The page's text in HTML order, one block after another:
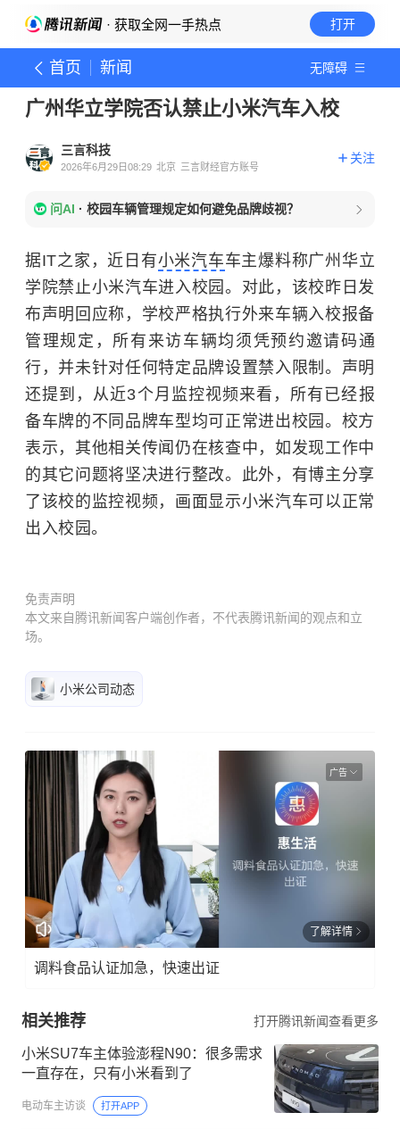
· 获取全网一手热点 打开
首页 新闻 无障碍
广州华立学院否认禁止小米汽车入校
三言科技
2026年6月29日08:29 北京 三言财经官方账号
关注
问AI · 校园车辆管理规定如何避免品牌歧视？
据IT之家，近日有小米汽车车主爆料称广州华立
学院禁止小米汽车进入校园。对此，该校昨日发
布声明回应称，学校严格执行外来车辆入校报备
管理规定，所有来访车辆均须凭预约邀请码通
行，并未针对任何特定品牌设置禁入限制。声明
还提到，从近3个月监控视频来看，所有已经报
备车牌的不同品牌车型均可正常进出校园。校方
表示，其他相关传闻仍在核查中，如发现工作中
的其它问题将坚决进行整改。此外，有博主分享
了该校的监控视频，画面显示小米汽车可以正常
出入校园。
免责声明
本文来自腾讯新闻客户端创作者，不代表腾讯新闻的观点和立
场。
小米公司动态
广告
了解详情
调料食品认证加急，快速出证
相关推荐 打开腾讯新闻查看更多
小米SU7车主体验澎程N90：很多需求
一直存在，只有小米看到了
电动车主访谈 打开APP